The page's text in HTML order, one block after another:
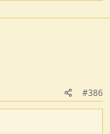
#386